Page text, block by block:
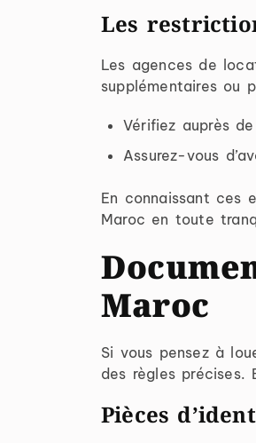
Les
Les agences de
supplémentaires ou
Vérifiez auprès
Assurez-vous
En connaissant ces
Maroc en toute
Maroc
Si vous pensez à
des règles précises.
Pièces